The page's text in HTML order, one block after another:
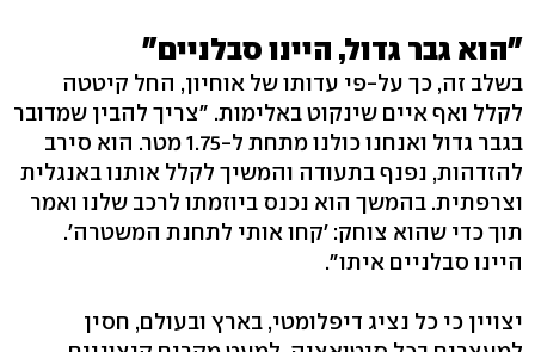
"הוא גבר גדול, היינו סבלניים"
בשלב זה, כך על-פי עדותו של אוחיון, החל קיטטה
לקלל ואף איים שינקוט באלימות. "צריך להבין שמדובר
בגבר גדול ואנחנו כולנו מתחת ל-1.75 מטר. הוא סירב
להזדהות, נפנף בתעודה והמשיך לקלל אותנו באנגלית
וצרפתית. בהמשך הוא נכנס ביוזמתו לרכב שלנו ואמר
תוך כדי שהוא צוחק: 'קחו אותי לתחנת המשטרה'.
היינו סבלניים איתו".
יצויין כי כל נציג דיפלומטי, בארץ ובעולם, חסין